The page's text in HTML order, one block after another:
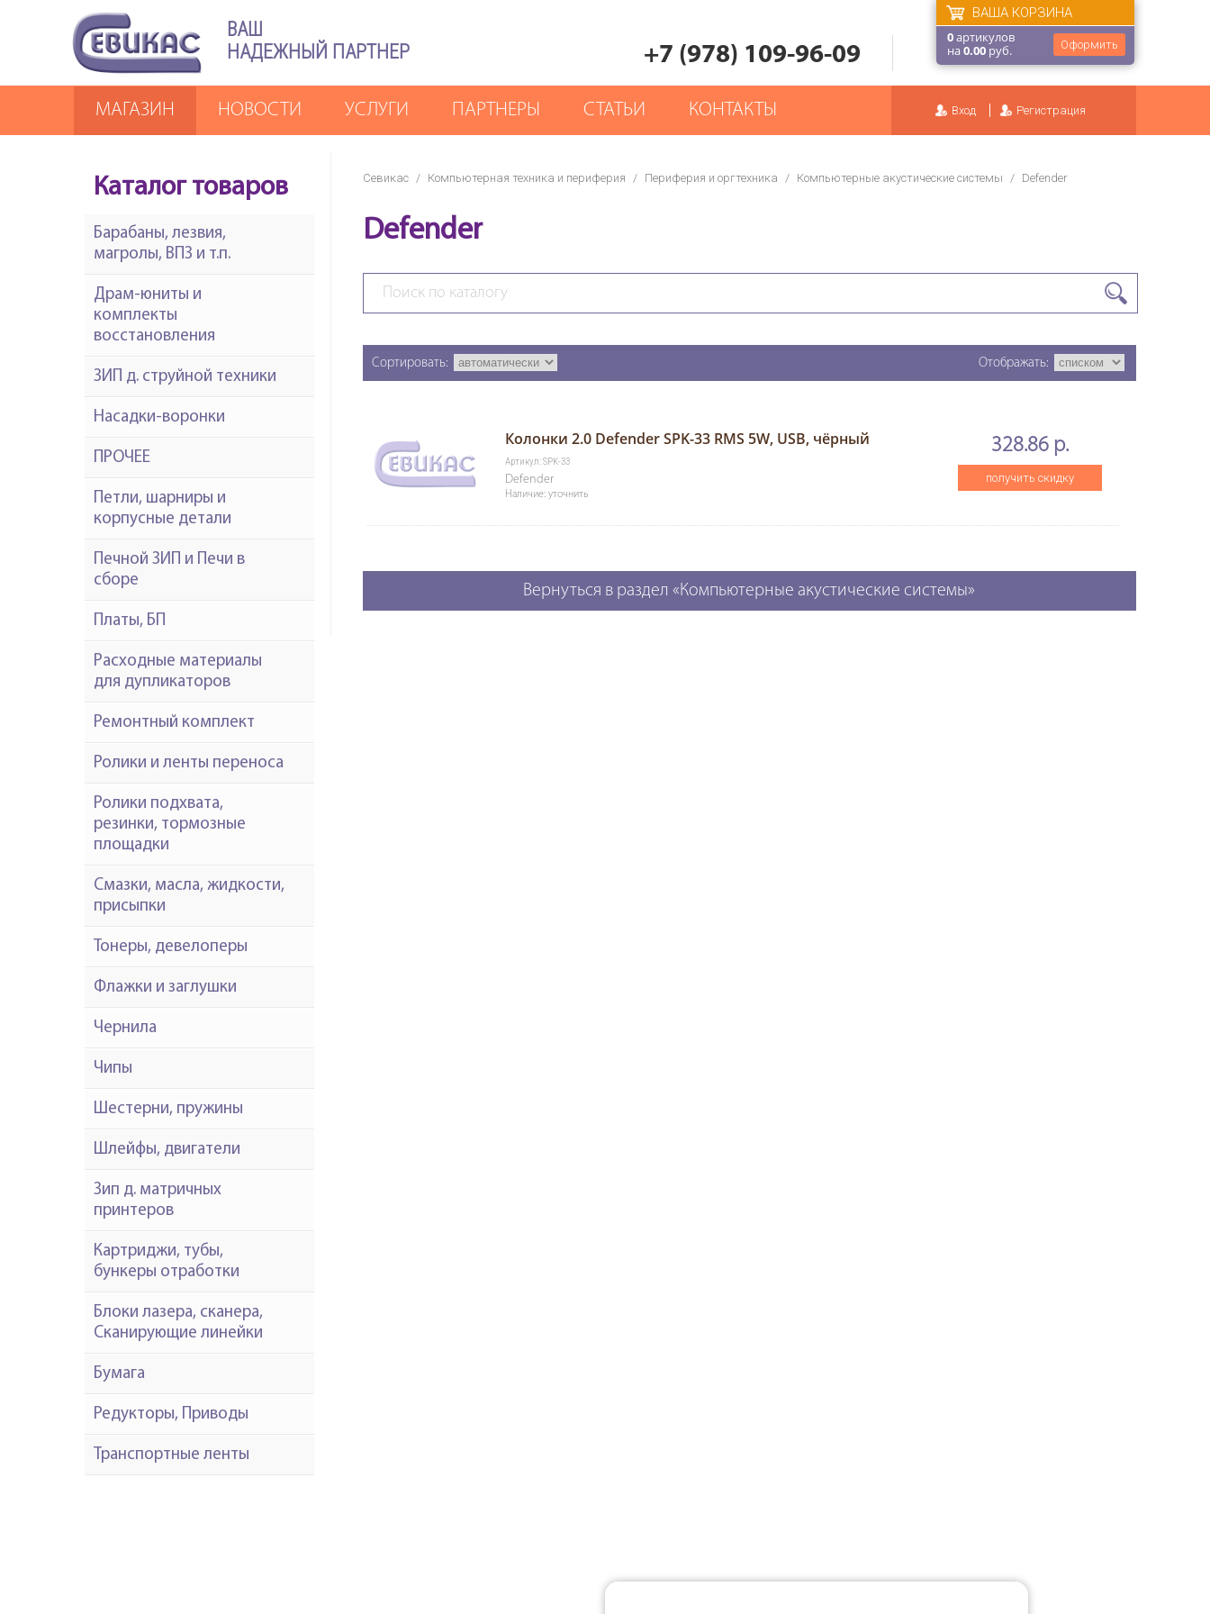
ВАШ
НАДЕЖНЫЙ ПАРТНЕР
+7 (978) 109-96-09 Оформить
ВАША КОРЗИНА
0артикулов
на0.00 руб.
Вход Регистрация
МАГАЗИН НОВОСТИ УСЛУГИ ПАРТНЕРЫ СТАТЬИ КОНТАКТЫ
Севикас / Компьютерная техника и периферия / Периферия и оргтехника / Компьютерные акустические системы / Defender
Defender
Сортировать: Отображать:
Колонки 2.0 Defender SPK-33 RMS 5W, USB, чёрный
Артикул: SPK-33
Defender
Наличие: уточнить
328.86 р.
получить скидку
Вернуться в раздел «Компьютерные акустические системы»
Каталог товаров
Барабаны, лезвия,
магролы, ВПЗ и т.п.
Драм-юниты и
комплекты
восстановления
ЗИП д. струйной техники
Насадки-воронки
ПРОЧЕЕ
Петли, шарниры и
корпусные детали
Печной ЗИП и Печи в
сборе
Платы, БП
Расходные материалы
для дупликаторов
Ремонтный комплект
Ролики и ленты переноса
Ролики подхвата,
резинки, тормозные
площадки
Смазки, масла, жидкости,
присыпки
Тонеры, девелоперы
Флажки и заглушки
Чернила
Чипы
Шестерни, пружины
Шлейфы, двигатели
Зип д. матричных
принтеров
Картриджи, тубы,
бункеры отработки
Блоки лазера, сканера,
Сканирующие линейки
Бумага
Редукторы, Приводы
Транспортные ленты